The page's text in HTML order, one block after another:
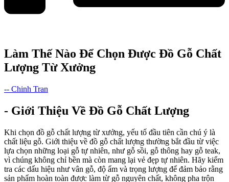
Làm Thế Nào Để Chọn Được Đồ Gỗ Chất
Lượng Từ Xưởng
-- Chinh Tran
- Giới Thiệu Về Đồ Gỗ Chất Lượng
Khi chọn đồ gỗ chất lượng từ xưởng, yếu tố đầu tiên cần chú ý là
chất liệu gỗ. Giới thiệu về đồ gỗ chất lượng thường bắt đầu từ việc
lựa chọn những loại gỗ tự nhiên, như gỗ sồi, gỗ thông hay gỗ teak,
vì chúng không chỉ bền mà còn mang lại vẻ đẹp tự nhiên. Hãy kiểm
tra các dấu hiệu như vân gỗ, độ ẩm và trọng lượng để đảm bảo rằng
sản phẩm hoàn toàn được làm từ gỗ nguyên chất, không pha trộn